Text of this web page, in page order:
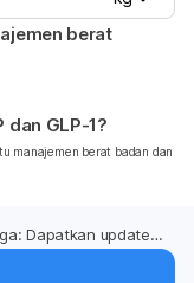
berat
dan GLP-1?
manajemen berat badan dan
Dapatkan update